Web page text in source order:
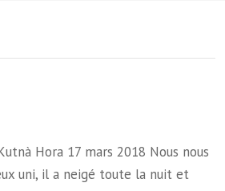
Hora 17 mars 2018 Nous nous
uni, il a neigé toute la nuit et